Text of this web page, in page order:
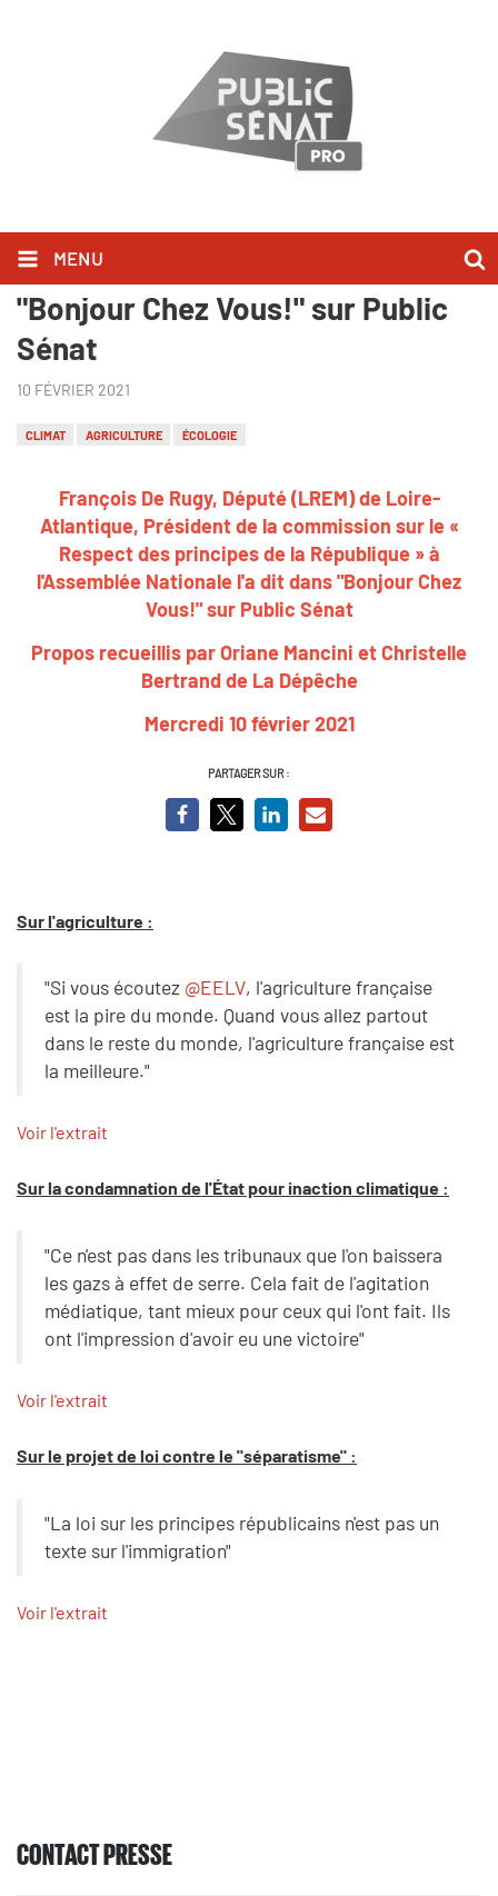
MENU
François De Rugy l'a dit dans
"Bonjour Chez Vous!" sur Public
Sénat
10 FÉVRIER 2021
CLIMAT AGRICULTURE ÉCOLOGIE
François De Rugy, Député (LREM) de Loire-
Atlantique, Président de la commission sur le «
Respect des principes de la République » à
l'Assemblée Nationale l'a dit dans "Bonjour Chez
Vous!" sur Public Sénat
Propos recueillis par Oriane Mancini et Christelle
Bertrand de La Dépêche
Mercredi 10 février 2021
PARTAGER SUR :
Sur l'agriculture :
"Si vous écoutez @EELV, l'agriculture française
est la pire du monde. Quand vous allez partout
dans le reste du monde, l'agriculture française est
la meilleure."
Voir l'extrait
Sur la condamnation de l'État pour inaction climatique :
"Ce n'est pas dans les tribunaux que l'on baissera
les gazs à effet de serre. Cela fait de l'agitation
médiatique, tant mieux pour ceux qui l'ont fait. Ils
ont l'impression d'avoir eu une victoire"
Voir l'extrait
Sur le projet de loi contre le "séparatisme" :
"La loi sur les principes républicains n'est pas un
texte sur l'immigration"
Voir l'extrait
CONTACT PRESSE